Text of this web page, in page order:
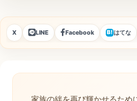
X LINE Facebook B!はてな
家族の絆を再び輝かせるため